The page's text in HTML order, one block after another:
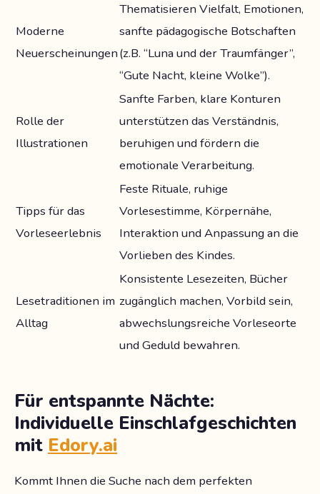
Moderne
Neuerscheinungen
Thematisieren Vielfalt, Emotionen,
sanfte pädagogische Botschaften
(z.B. “Luna und der Traumfänger”,
“Gute Nacht, kleine Wolke”).
Rolle der
Illustrationen
Sanfte Farben, klare Konturen
unterstützen das Verständnis,
beruhigen und fördern die
emotionale Verarbeitung.
Tipps für das
Vorleseerlebnis
Feste Rituale, ruhige
Vorlesestimme, Körpernähe,
Interaktion und Anpassung an die
Vorlieben des Kindes.
Lesetraditionen im
Alltag
Konsistente Lesezeiten, Bücher
zugänglich machen, Vorbild sein,
abwechslungsreiche Vorleseorte
und Geduld bewahren.
Für entspannte Nächte:
Individuelle Einschlafgeschichten
mit Edory.ai
Kommt Ihnen die Suche nach dem perfekten